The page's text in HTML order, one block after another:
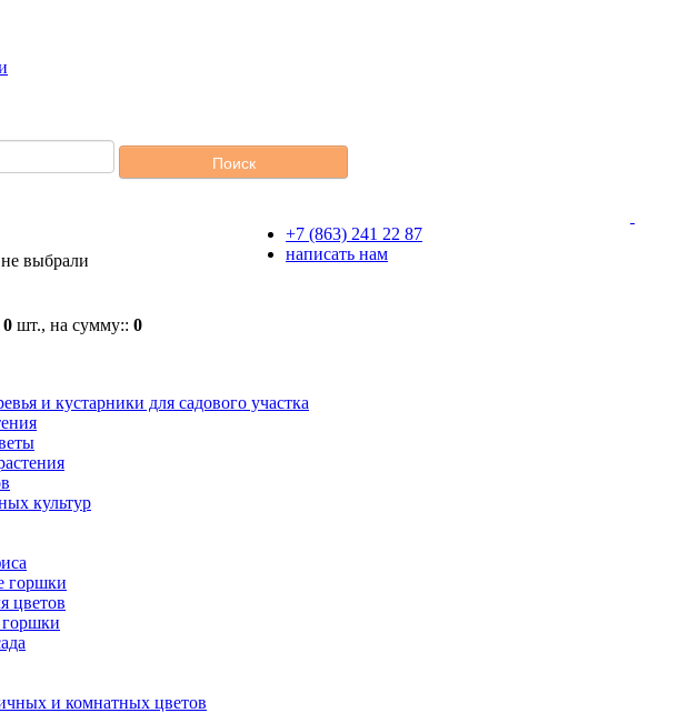
выбрали
0 шт., на сумму:: 0
+7 (863) 241 22 87
написать нам
и кустарники для садового участка
культур
горшки
цветов
и комнатных цветов